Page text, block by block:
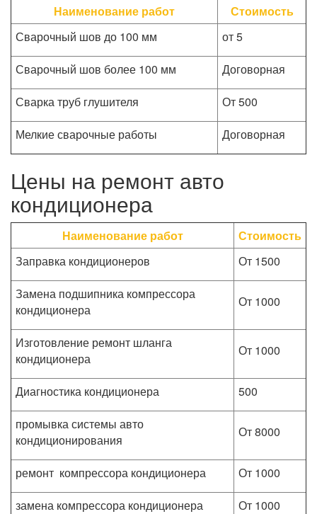
Наименование работ
Стоимость
Сварочный шов до 100 мм
от 5
Сварочный шов более 100 мм
Договорная
Сварка труб глушителя
От 500
Мелкие сварочные работы
Договорная
Цены на ремонт авто
кондиционера
Наименование работ
Стоимость
Заправка кондиционеров
От 1500
Замена подшипника компрессора
кондиционера
От 1000
Изготовление ремонт шланга
кондиционера
От 1000
Диагностика кондиционера
500
промывка системы авто
кондиционирования
От 8000
ремонт компрессора кондиционера
От 1000
замена компрессора кондиционера
От 1000